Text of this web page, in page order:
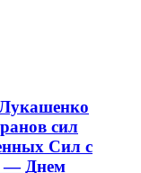
сил
Сил с
— Днем